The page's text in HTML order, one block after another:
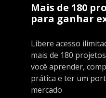
Mais de 180
para ganhar
Libere acesso
mais de 180
você aprender,
prática e ter um
mercado